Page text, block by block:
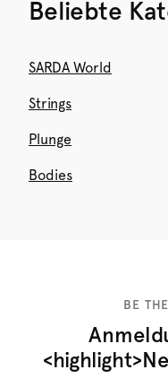
Beliebte
SARDA World
Strings
Plunge
Bodies
BE